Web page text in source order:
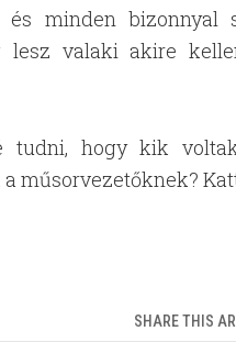
és minden
lesz valaki akire
tudni, hogy kik
műsorvezetőknek?
SHARE THIS